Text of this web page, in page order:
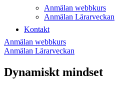
Anmälan webbkurs
Anmälan Lärarveckan
Kontakt
Anmälan webbkurs
Anmälan Lärarveckan
Dynamiskt mindset